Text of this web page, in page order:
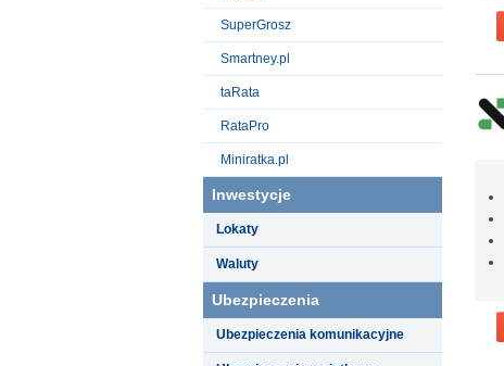
SuperGrosz
Smartney.pl
taRata
RataPro
Miniratka.pl
Inwestycje
Lokaty
Waluty
Ubezpieczenia
Ubezpieczenia komunikacyjne